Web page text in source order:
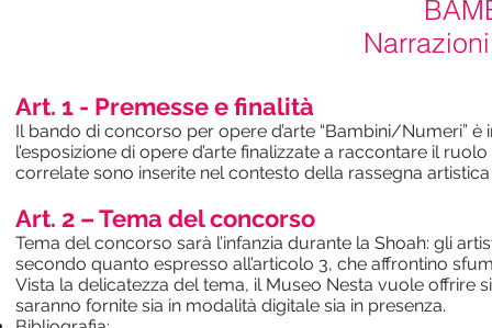
Art. 1 - Premesse e finalità
Il bando di concorso per opere d’arte “Bambini/Numeri” è
l’esposizione di opere d’arte finalizzate a raccontare il
correlate sono inserite nel contesto della rassegna artistica
Art. 2 – Tema del concorso
Tema del concorso sarà l’infanzia durante la Shoah: gli
secondo quanto espresso all’articolo 3, che affrontino
Vista la delicatezza del tema, il Museo Nesta vuole offrire
saranno fornite sia in modalità digitale sia in presenza.